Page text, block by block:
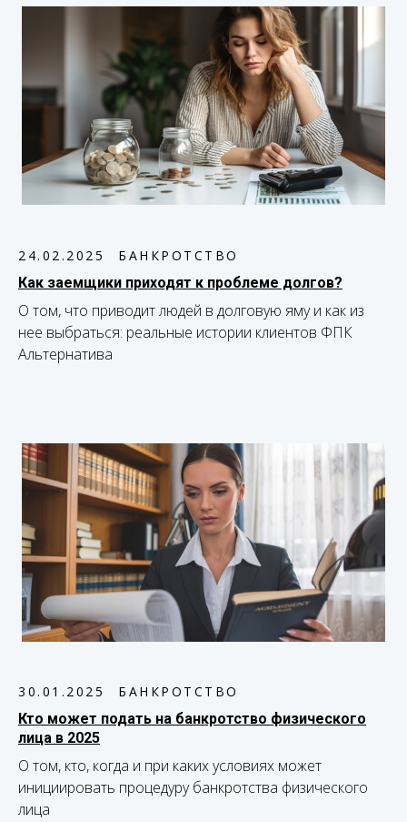
24.02.2025
БАНКРОТСТВО
Как заемщики приходят к проблеме долгов?
О том, что приводит людей в долговую яму и как из
нее выбраться: реальные истории клиентов ФПК
Альтернатива
30.01.2025
БАНКРОТСТВО
Кто может подать на банкротство физического
лица в 2025
О том, кто, когда и при каких условиях может
инициировать процедуру банкротства физического
лица